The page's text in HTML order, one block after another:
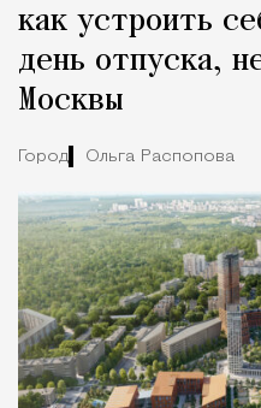
как устроить
день отпуска,
Москвы
Город Ольга Распопова